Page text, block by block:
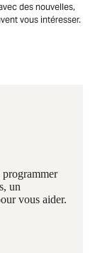
des nouvelles,
vous intéresser.
un
vous aider.